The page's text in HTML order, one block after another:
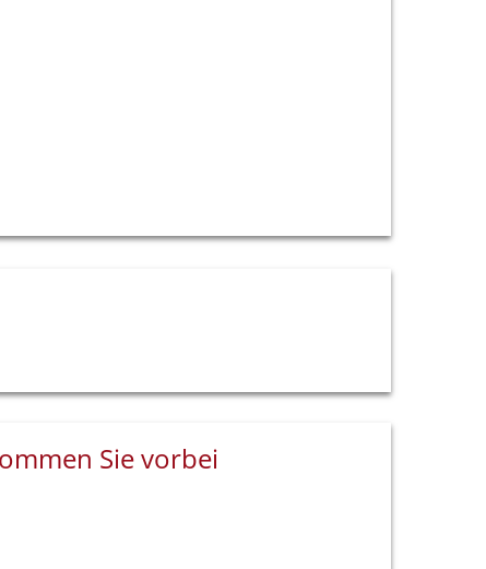
Sie vorbei